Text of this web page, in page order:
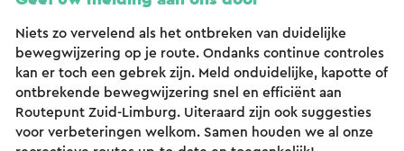
Niets zo vervelend als het ontbreken van duidelijke
bewegwijzering op je route. Ondanks continue controles
kan er toch een gebrek zijn. Meld onduidelijke, kapotte of
ontbrekende bewegwijzering snel en efficiënt aan
Routepunt Zuid-Limburg. Uiteraard zijn ook suggesties
voor verbeteringen welkom. Samen houden we al onze